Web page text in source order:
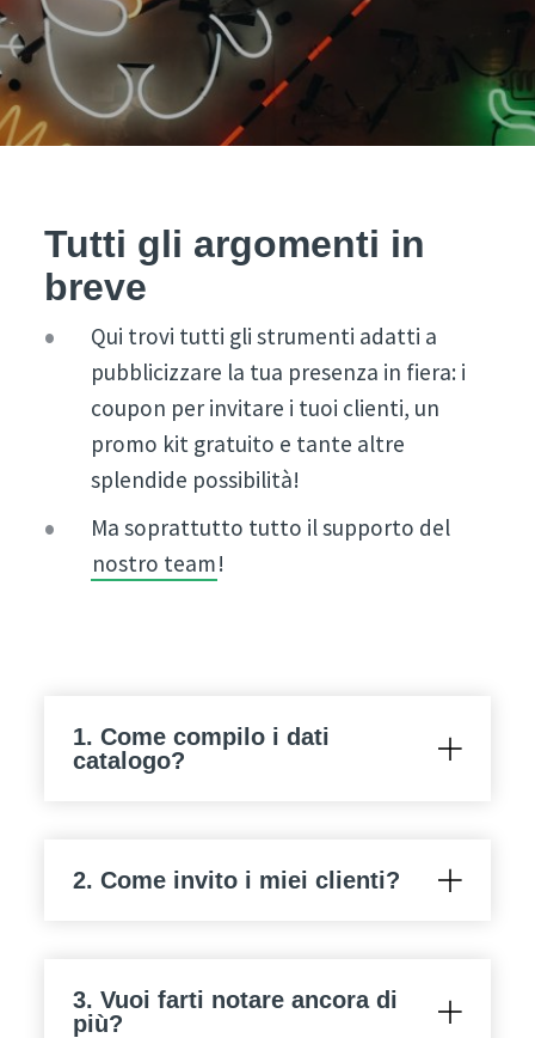
Tutti gli argomenti in
breve
Qui trovi tutti gli strumenti adatti a
pubblicizzare la tua presenza in fiera: i
coupon per invitare i tuoi clienti, un
promo kit gratuito e tante altre
splendide possibilità!
Ma soprattutto tutto il supporto del
nostro team!
1. Come compilo i dati
catalogo?
2. Come invito i miei clienti?
3. Vuoi farti notare ancora di
più?